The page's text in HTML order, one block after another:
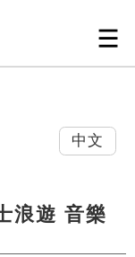
中文
浪遊 音樂